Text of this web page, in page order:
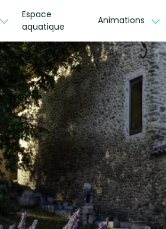
Espace
aquatique
Animations